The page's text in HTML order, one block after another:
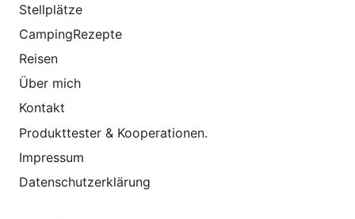
Stellplätze
CampingRezepte
Reisen
Über mich
Kontakt
Produkttester & Kooperationen.
Impressum
Datenschutzerklärung